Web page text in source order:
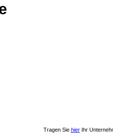
Tragen Sie hierIhr